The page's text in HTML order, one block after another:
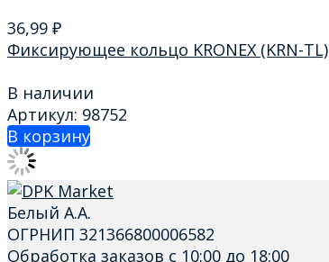
36,99 ₽
Фиксирующее кольцо KRONEX (KRN-TL)
В наличии
Артикул: 98752
В корзину
Белый А.А.
ОГРНИП 321366800006582
Обработка заказов с 10:00 до 18:00